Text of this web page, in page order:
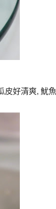
皮好清爽, 魷魚